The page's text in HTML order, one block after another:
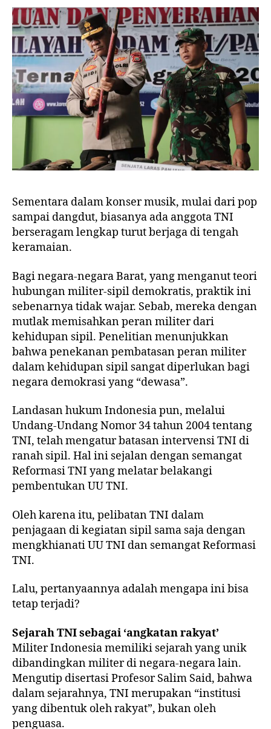
Sementara dalam konser musik, mulai dari pop
sampai dangdut, biasanya ada anggota TNI
berseragam lengkap turut berjaga di tengah
keramaian.
Bagi negara-negara Barat, yang menganut teori
hubungan militer-sipil demokratis, praktik ini
sebenarnya tidak wajar. Sebab, mereka dengan
mutlak memisahkan peran militer dari
kehidupan sipil. Penelitian menunjukkan
bahwa penekanan pembatasan peran militer
dalam kehidupan sipil sangat diperlukan bagi
negara demokrasi yang “dewasa”.
Landasan hukum Indonesia pun, melalui
Undang-Undang Nomor 34 tahun 2004 tentang
TNI, telah mengatur batasan intervensi TNI di
ranah sipil. Hal ini sejalan dengan semangat
Reformasi TNI yang melatar belakangi
pembentukan UU TNI.
Oleh karena itu, pelibatan TNI dalam
penjagaan di kegiatan sipil sama saja dengan
mengkhianati UU TNI dan semangat Reformasi
TNI.
Lalu, pertanyaannya adalah mengapa ini bisa
tetap terjadi?
Sejarah TNI sebagai ‘angkatan rakyat’
Militer Indonesia memiliki sejarah yang unik
dibandingkan militer di negara-negara lain.
Mengutip disertasi Profesor Salim Said, bahwa
dalam sejarahnya, TNI merupakan “institusi
yang dibentuk oleh rakyat”, bukan oleh
penguasa.